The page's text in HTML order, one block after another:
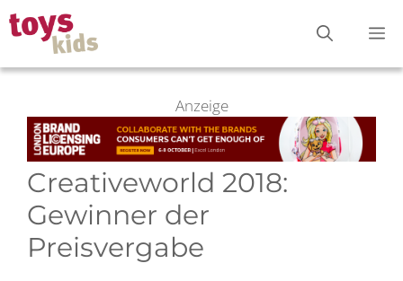
Zum
Inhalt
springen
Anzeige
Creativeworld 2018:
Gewinner der
Preisvergabe